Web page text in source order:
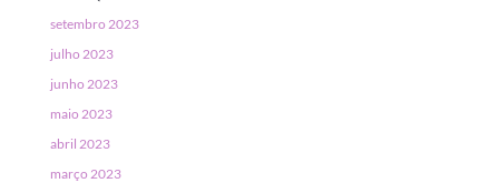
setembro 2023
julho 2023
junho 2023
maio 2023
abril 2023
março 2023